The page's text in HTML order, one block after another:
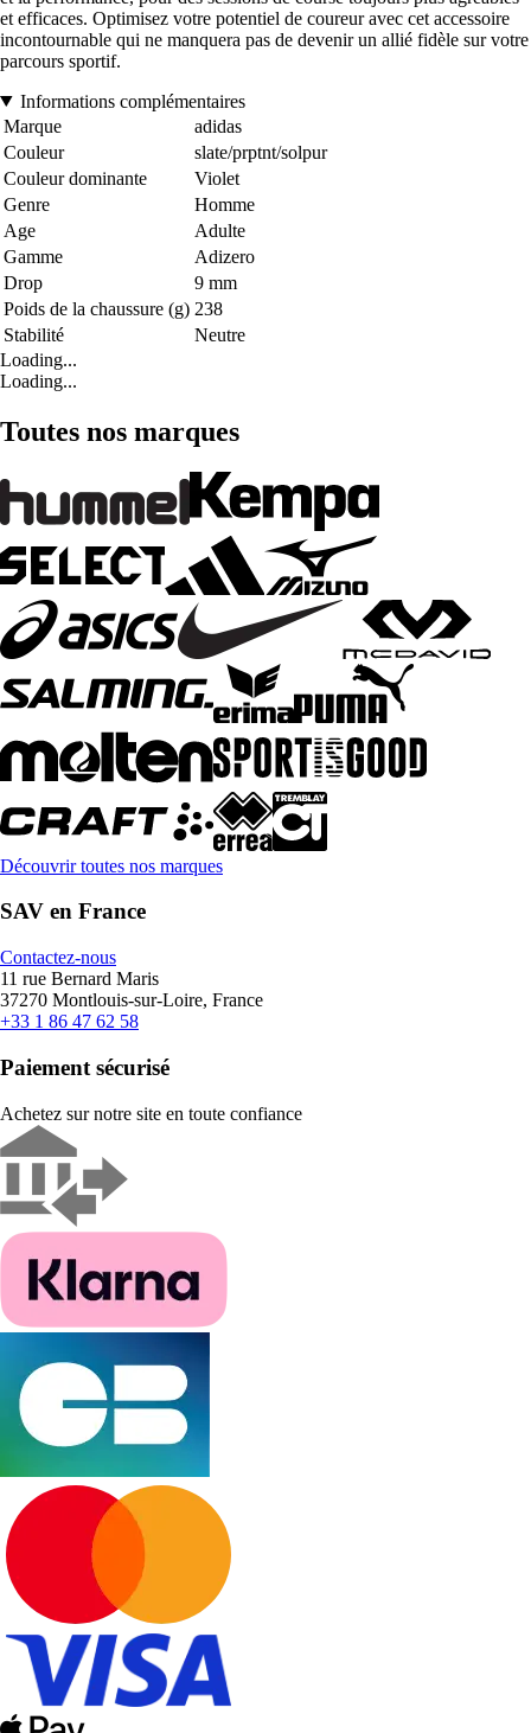
et efficaces. Optimisez votre potentiel de coureur avec cet accessoire
incontournable qui ne manquera pas de devenir un allié fidèle sur votre
parcours sportif.
Informations complémentaires
Marque
adidas
Couleur
slate/prptnt/solpur
Couleur dominante
Violet
Genre
Homme
Age
Adulte
Gamme
Adizero
Drop
9 mm
Poids de la chaussure (g) 238
Stabilité
Neutre
Loading...
Loading...
Toutes nos marques
Découvrir toutes nos marques
SAV en France
Contactez-nous
11 rue Bernard Maris
37270 Montlouis-sur-Loire, France
+33 1 86 47 62 58
Paiement sécurisé
Achetez sur notre site en toute confiance